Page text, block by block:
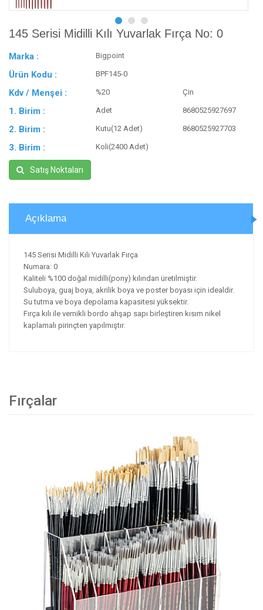
145 Serisi Midilli Kılı Yuvarlak Fırça No: 0
Marka : Bigpoint
Ürün Kodu : BPF145-0
Kdv / Menşei : %20 Çin
1. Birim : Adet 8680525927697
2. Birim : Kutu(12 Adet) 8680525927703
3. Birim : Koli(2400 Adet)
Satış Noktaları
Açıklama
145 Serisi Midilli Kılı Yuvarlak Fırça
Numara: 0
Kaliteli %100 doğal midilli(pony) kılından üretilmiştir.
Suluboya, guaj boya, akrilik boya ve poster boyası için idealdir.
Su tutma ve boya depolama kapasitesi yüksektir.
Fırça kılı ile vernikli bordo ahşap sapı birleştiren kısım nikel
kaplamalı pirinçten yapılmıştır.
Fırçalar